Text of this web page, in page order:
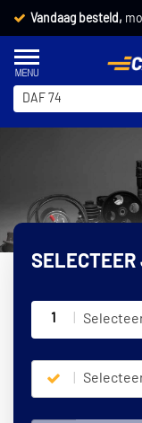
Vandaag besteld,
SELECTEER
1